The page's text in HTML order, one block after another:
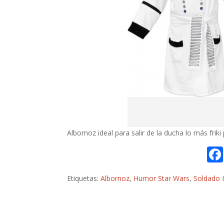
Albornoz ideal para salir de la ducha lo más friki
Etiquetas:Albornoz, Humor Star Wars,Soldado